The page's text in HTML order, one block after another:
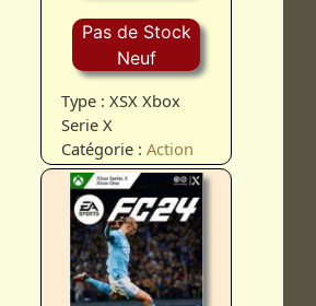
Pas de Stock
Neuf
Type : XSX Xbox
Serie X
Catégorie :Action